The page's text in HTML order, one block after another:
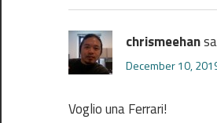
chrismeehan
December 10,
Voglio una Ferrari!